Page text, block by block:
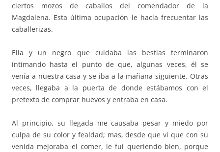
ciertos mozos de caballos del comendador de la
Magdalena. Esta última ocupación le hacía frecuentar las
caballerizas.
Ella y un negro que cuidaba las bestias terminaron
intimando hasta el punto de que, algunas veces, él se
venía a nuestra casa y se iba a la mañana siguiente. Otras
veces, llegaba a la puerta de donde estábamos con el
pretexto de comprar huevos y entraba en casa.
Al principio, su llegada me causaba pesar y miedo por
culpa de su color y fealdad; mas, desde que vi que con su
venida mejoraba el comer, le fui queriendo bien, porque